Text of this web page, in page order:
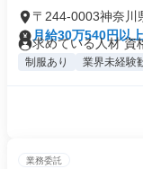
〒244-0003神奈川
月給30万540円以上
求めている人材 資
制服あり 業界未経験
業務委託